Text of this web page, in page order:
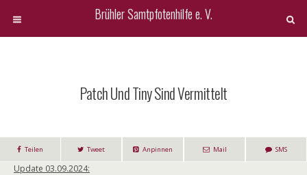
Brühler Samtpfotenhilfe e. V.
Patch Und Tiny Sind Vermittelt
Teilen Tweet Anpinnen Mail SMS
Update 03.09.2024: